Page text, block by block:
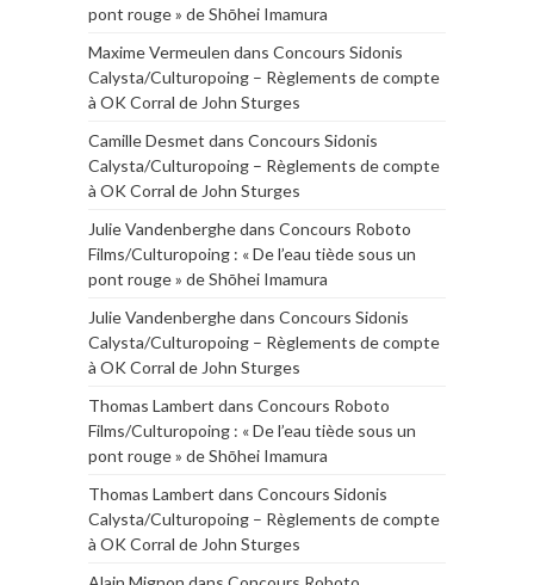
pont rouge » de Shōhei Imamura
Maxime Vermeulen dans Concours Sidonis
Calysta/Culturopoing – Règlements de compte
à OK Corral de John Sturges
Camille Desmet dans Concours Sidonis
Calysta/Culturopoing – Règlements de compte
à OK Corral de John Sturges
Julie Vandenberghedans Concours Roboto
Films/Culturopoing : « De l’eau tiède sous un
pont rouge » de Shōhei Imamura
Julie Vandenberghedans Concours Sidonis
Calysta/Culturopoing – Règlements de compte
à OK Corral de John Sturges
Thomas Lambert dans Concours Roboto
Films/Culturopoing : « De l’eau tiède sous un
pont rouge » de Shōhei Imamura
Thomas Lambert dans Concours Sidonis
Calysta/Culturopoing – Règlements de compte
à OK Corral de John Sturges